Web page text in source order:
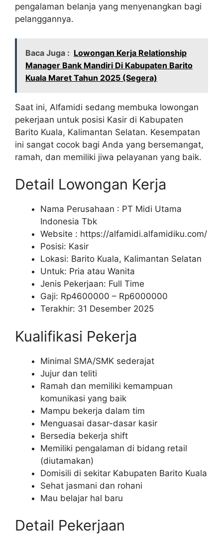
pengalaman belanja yang menyenangkan bagi
pelanggannya.
Baca Juga : Lowongan Kerja Relationship
Manager Bank Mandiri Di Kabupaten Barito
Kuala Maret Tahun 2025 (Segera)
Saat ini, Alfamidi sedang membuka lowongan
pekerjaan untuk posisi Kasir di Kabupaten
Barito Kuala, Kalimantan Selatan. Kesempatan
ini sangat cocok bagi Anda yang bersemangat,
ramah, dan memiliki jiwa pelayanan yang baik.
Detail Lowongan Kerja
Nama Perusahaan : PT Midi Utama
Indonesia Tbk
Website : https://alfamidi.alfamidiku.com/
Posisi: Kasir
Lokasi: Barito Kuala, Kalimantan Selatan
Untuk: Pria atau Wanita
Jenis Pekerjaan: Full Time
Gaji: Rp4600000 – Rp6000000
Terakhir: 31 Desember 2025
Kualifikasi Pekerja
Minimal SMA/SMK sederajat
Jujur dan teliti
Ramah dan memiliki kemampuan
komunikasi yang baik
Mampu bekerja dalam tim
Menguasai dasar-dasar kasir
Bersedia bekerja shift
Memiliki pengalaman di bidang retail
(diutamakan)
Domisili di sekitar Kabupaten Barito Kuala
Sehat jasmani dan rohani
Mau belajar hal baru
Detail Pekerjaan